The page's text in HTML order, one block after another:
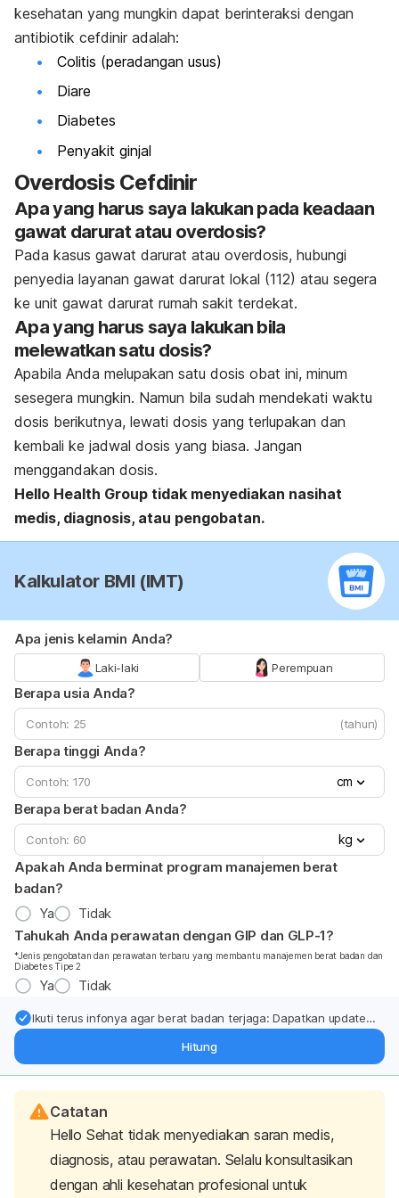
kesehatan yang mungkin dapat berinteraksi dengan
antibiotik cefdinir adalah:
Colitis (peradangan usus)
Diare
Diabetes
Penyakit ginjal
Overdosis Cefdinir
Apa yang harus saya lakukan pada keadaan
gawat darurat atau overdosis?
Pada kasus gawat darurat atau overdosis, hubungi
penyedia layanan gawat darurat lokal (112) atau segera
ke unit gawat darurat rumah sakit terdekat.
Apa yang harus saya lakukan bila
melewatkan satu dosis?
Apabila Anda melupakan satu dosis obat ini, minum
sesegera mungkin. Namun bila sudah mendekati waktu
dosis berikutnya, lewati dosis yang terlupakan dan
kembali ke jadwal dosis yang biasa. Jangan
menggandakan dosis.
Hello Health Group tidak menyediakan nasihat
medis, diagnosis, atau pengobatan.
Kalkulator BMI (IMT)
Apa jenis kelamin Anda?
Laki-laki Perempuan
Berapa usia Anda?
(tahun)
Berapa tinggi Anda?
cm
Berapa berat badan Anda?
kg
Apakah Anda berminat program manajemen berat
badan?
Ya
Tidak
Tahukah Anda perawatan dengan GIP dan GLP-1?
*Jenis pengobatan dan perawatan terbaru yang membantu manajemen berat badan dan
Diabetes Tipe 2
Ya Tidak
Ikuti terus infonya agar berat badan terjaga: Dapatkan update
Hitung
Catatan
Hello Sehat tidak menyediakan saran medis,
diagnosis, atau perawatan. Selalu konsultasikan
dengan ahli kesehatan profesional untuk